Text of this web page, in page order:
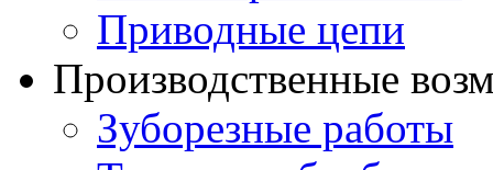
Приводные цепи
Производственные
Зуборезные работы